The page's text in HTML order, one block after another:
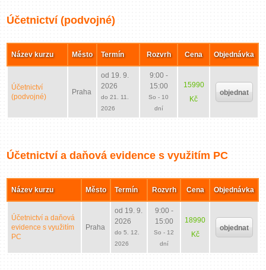
Účetnictví (podvojné)
Název kurzu Město Termín Rozvrh Cena Objednávka
Účetnictví
(podvojné)
Praha
od 19. 9.
2026
do 21. 11.
2026
9:00 -
15:00
So - 10
dní
15990
Kč
objednat
Účetnictví a daňová evidence s využitím PC
Název kurzu Město Termín Rozvrh Cena Objednávka
Účetnictví a daňová
evidence s využitím
PC
Praha
od 19. 9.
2026
do 5. 12.
2026
9:00 -
15:00
So - 12
dní
18990
Kč
objednat